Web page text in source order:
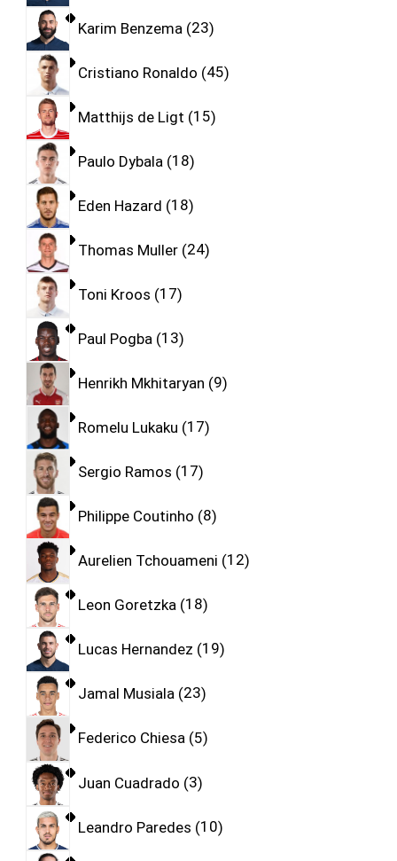
Karim Benzema 23
Cristiano Ronaldo 45
Matthijs de Ligt 15
Paulo Dybala 18
Eden Hazard 18
Thomas Muller 24
Toni Kroos 17
Paul Pogba 13
Henrikh Mkhitaryan 9
Romelu Lukaku 17
Sergio Ramos 17
Philippe Coutinho 8
Aurelien Tchouameni 12
Leon Goretzka 18
Lucas Hernandez 19
Jamal Musiala 23
Federico Chiesa 5
Juan Cuadrado 3
Leandro Paredes 10